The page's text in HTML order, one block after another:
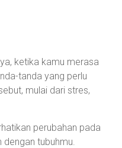
ketika kamu merasa
tanda yang perlu
mulai dari stres,
perubahan pada
tubuhmu.